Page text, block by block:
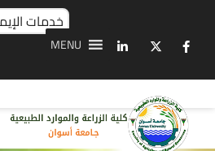
خدمات
MENU